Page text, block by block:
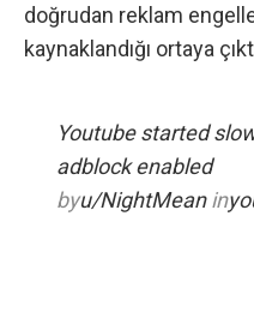
doğrudan reklam
kaynaklandığı ortaya
Youtube started
adblock enabled
byu/NightMeanin